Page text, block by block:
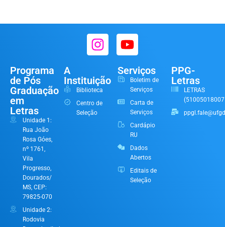
Programa
de Pós
Graduação
em
Letras
Unidade 1:
Rua João
Rosa Góes,
nº 1761,
Vila
Progresso,
Dourados/
MS, CEP:
79825-070
Unidade 2:
Rodovia
A
Instituição
Biblioteca
Centro de
Seleção
Serviços
Boletim de
Serviços
Carta de
Serviços
Cardápio
RU
Dados
Abertos
Editais de
Seleção
PPG-
Letras
LETRAS